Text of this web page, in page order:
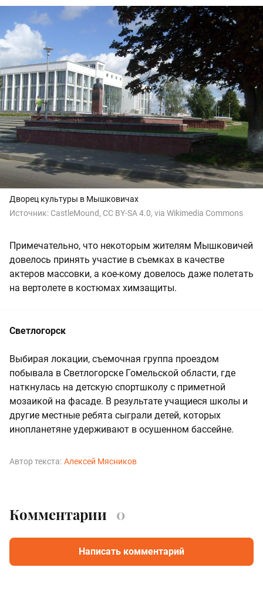
Дворец культуры в Мышковичах
Источник: CastleMound, CC BY-SA 4.0, via Wikimedia Commons
Примечательно, что некоторым жителям Мышковичей
довелось принять участие в съемках в качестве
актеров массовки, а кое-кому довелось даже полетать
на вертолете в костюмах химзащиты.
Светлогорск
Выбирая локации, съемочная группа проездом
побывала в Светлогорске Гомельской области, где
наткнулась на детскую спортшколу с приметной
мозаикой на фасаде. В результате учащиеся школы и
другие местные ребята сыграли детей, которых
инопланетяне удерживают в осушенном бассейне.
Автор текста: Алексей Мясников
Комментарии 0
Написать комментарий